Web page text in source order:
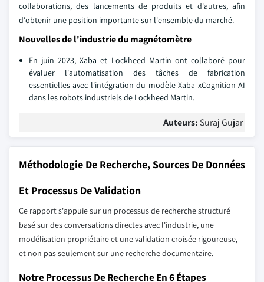
collaborations, des lancements de produits et d'autres, afin
d'obtenir une position importante sur l'ensemble du marché.
Nouvelles de l'industrie du magnétomètre
En juin 2023, Xaba et Lockheed Martin ont collaboré pour
évaluer l'automatisation des tâches de fabrication
essentielles avec l'intégration du modèle Xaba xCognition AI
dans les robots industriels de Lockheed Martin.
Auteurs: Suraj Gujar
Méthodologie De Recherche, Sources De Données
Et Processus De Validation
Ce rapport s'appuie sur un processus de recherche structuré
basé sur des conversations directes avec l'industrie, une
modélisation propriétaire et une validation croisée rigoureuse,
et non pas seulement sur une recherche documentaire.
Notre Processus De Recherche En 6 Étapes